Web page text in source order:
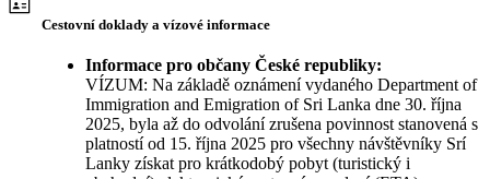
Cestovní doklady a vízové informace
Informace pro občany České republiky:
VÍZUM: Na základě oznámení vydaného Department of
Immigration and Emigration of Sri Lanka dne 30. října
2025, byla až do odvolání zrušena povinnost stanovená s
platností od 15. října 2025 pro všechny návštěvníky Srí
Lanky získat pro krátkodobý pobyt (turistický i